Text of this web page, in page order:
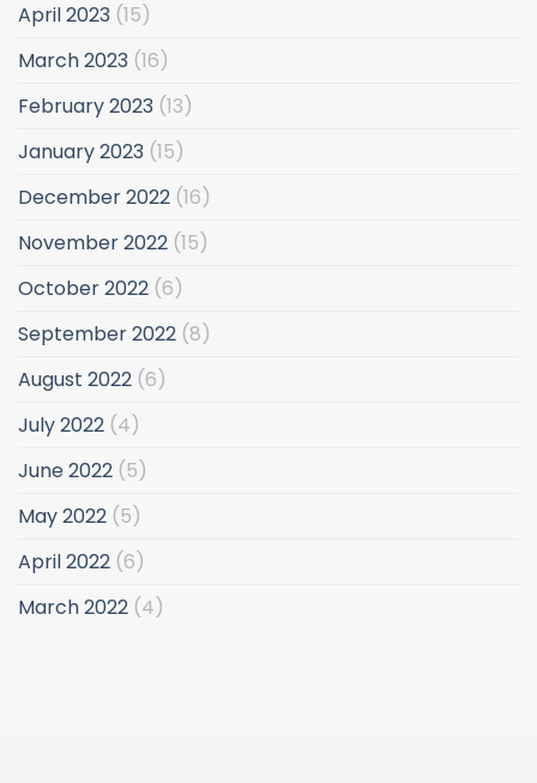
April 2023 (15)
March 2023 (16)
February 2023 (13)
January 2023 (15)
December 2022 (16)
November 2022 (15)
October 2022 (6)
September 2022 (8)
August 2022 (6)
July 2022 (4)
June 2022 (5)
May 2022 (5)
April 2022 (6)
March 2022 (4)